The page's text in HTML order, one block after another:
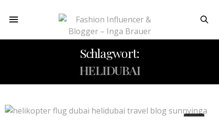
Schlagwort:
HELIDUBAI